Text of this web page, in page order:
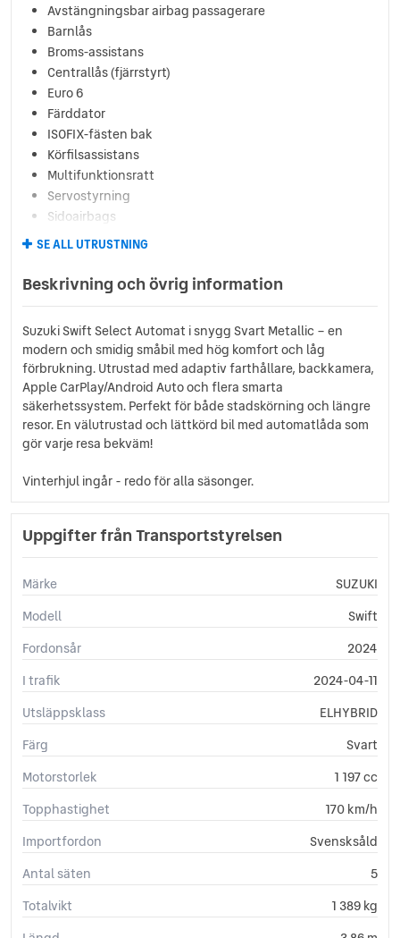
Avstängningsbar airbag passagerare
Barnlås
Broms-assistans
Centrallås (fjärrstyrt)
Euro 6
Färddator
ISOFIX-fästen bak
Körfilsassistans
Multifunktionsratt
Servostyrning
Sidoairbags
Sidokrockgardiner
Svensksåld
Yttertemperaturmätare
Android Auto
Antisladdsystem
Antispinn
Apple carplay
Backkamera
Bluetooth
Döda vinkel-varning
Elfönsterhissar (fram)
Elfönsterhissar (bak)
En ägare
Farthållare
Klädsel (tyg)
LED Strålkastare
Lättmetallfälgar
Tonade rutor
Vinterhjul lättmetallfälgar
Pekskärm
SE ALL UTRUSTNING
Beskrivning och övrig information
Suzuki Swift Select Automat i snygg Svart Metallic – en
modern och smidig småbil med hög komfort och låg
förbrukning. Utrustad med adaptiv farthållare, backkamera,
Apple CarPlay/Android Auto och flera smarta
säkerhetssystem. Perfekt för både stadskörning och längre
resor. En välutrustad och lättkörd bil med automatlåda som
gör varje resa bekväm!
Vinterhjul ingår - redo för alla säsonger.
Uppgifter från Transportstyrelsen
Märke
SUZUKI
Modell
Swift
Fordonsår
2024
I trafik
2024-04-11
Utsläppsklass
ELHYBRID
Färg
Svart
Motorstorlek
1 197 cc
Topphastighet
170 km/h
Importfordon
Svensksåld
Antal säten
5
Totalvikt
1 389 kg